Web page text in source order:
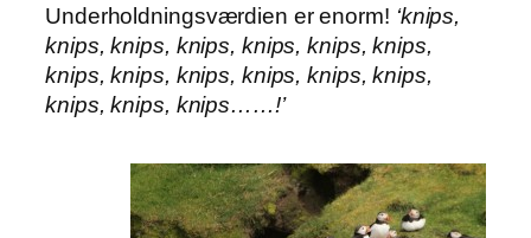
Underholdningsværdien er enorm! ‘knips,
knips, knips, knips, knips, knips, knips,
knips, knips, knips, knips, knips, knips,
knips, knips, knips……!’